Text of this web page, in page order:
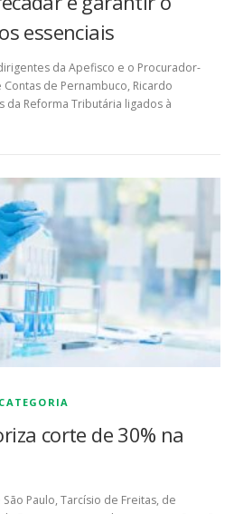
essenciais
da Apefisco e o Procurador-
de Pernambuco, Ricardo
Reforma Tributária ligados à
corte de 30% na
Paulo, Tarcísio de Freitas, de